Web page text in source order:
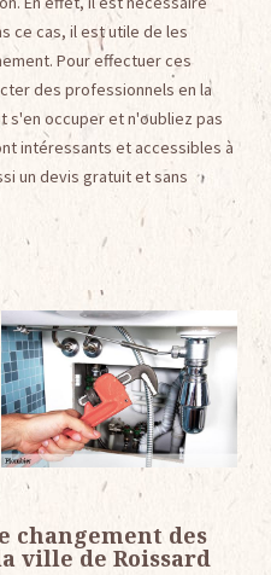
ce cas, il est utile de les
Pour effectuer ces
des professionnels en la
s'en occuper et n'oubliez pas
intéressants et accessibles à
un devis gratuit et sans
changement des
ville de Roissard